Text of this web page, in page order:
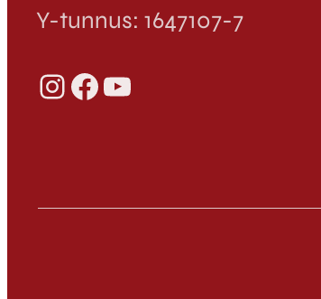
Y-tunnus: 1647107-7
InstagramFacebook YouTube